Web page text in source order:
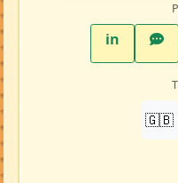
inLinkedIn
🇬🇧